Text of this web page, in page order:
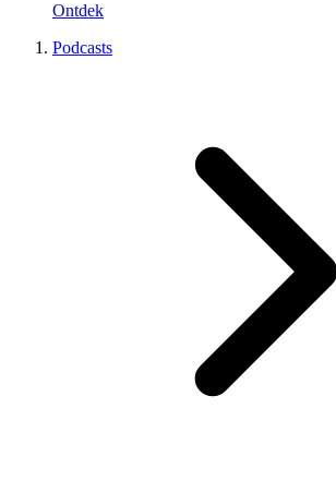
Ontdek
Podcasts